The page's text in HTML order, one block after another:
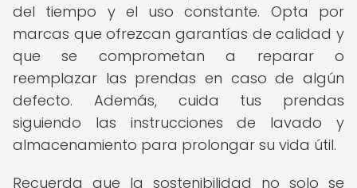
del tiempo y el uso constante. Opta por
marcas que ofrezcan garantías de calidad y
que se comprometan a reparar o
reemplazar las prendas en caso de algún
defecto. Además, cuida tus prendas
siguiendo las instrucciones de lavado y
almacenamiento para prolongar su vida útil.
Recuerda que la sostenibilidad no solo se